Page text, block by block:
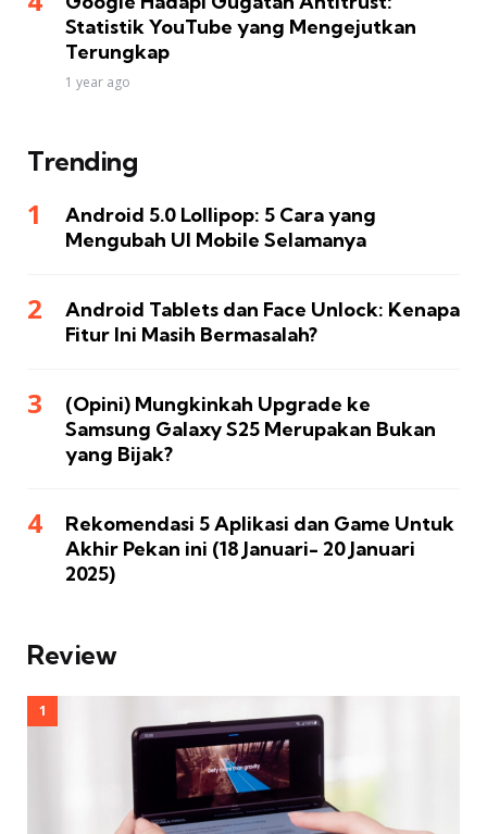
Statistik YouTube yang Mengejutkan
Terungkap
1 year ago
Trending
Android 5.0 Lollipop: 5 Cara yang
Mengubah UI Mobile Selamanya
Android Tablets dan Face Unlock: Kenapa
Fitur Ini Masih Bermasalah?
(Opini) Mungkinkah Upgrade ke
Samsung Galaxy S25 Merupakan Bukan
yang Bijak?
Rekomendasi 5 Aplikasi dan Game Untuk
Akhir Pekan ini (18 Januari- 20 Januari
2025)
Review